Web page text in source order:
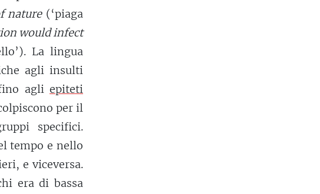
nature(‘piaga
would infect
La lingua
agli insulti
agli epiteti
per il
specifici.
tempo e nello
e viceversa.
era di bassa